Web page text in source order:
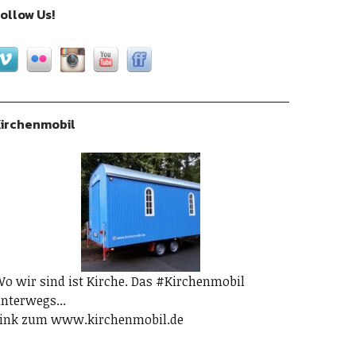
Us!
wir sind ist Kirche. Das #Kirchenmobil
zum www.kirchenmobil.de